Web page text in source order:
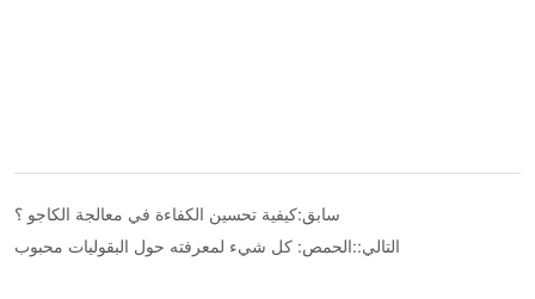
سابق:كيفية تحسين الكفاءة في معالجة الكاجو ؟
التالي::الحمص: كل شيء لمعرفته حول البقوليات محبوب